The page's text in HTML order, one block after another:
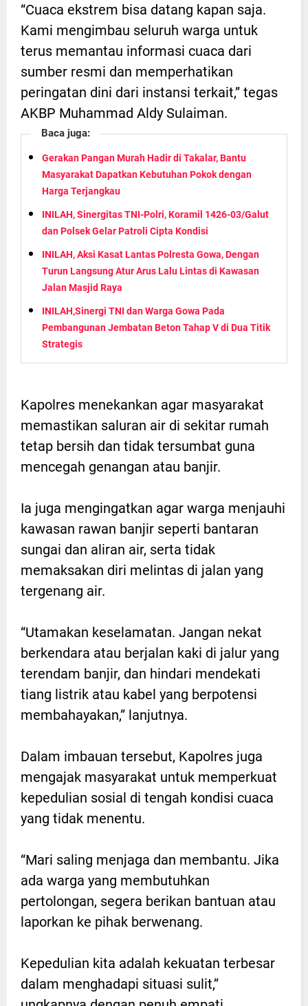
“Cuaca ekstrem bisa datang kapan saja.
Kami mengimbau seluruh warga untuk
terus memantau informasi cuaca dari
sumber resmi dan memperhatikan
peringatan dini dari instansi terkait,” tegas
AKBP Muhammad Aldy Sulaiman.
Baca juga:
Gerakan Pangan Murah Hadir di Takalar, Bantu
Masyarakat Dapatkan Kebutuhan Pokok dengan
Harga Terjangkau
INILAH, Sinergitas TNI-Polri, Koramil 1426-03/Galut
dan Polsek Gelar Patroli Cipta Kondisi
INILAH, Aksi Kasat Lantas Polresta Gowa, Dengan
Turun Langsung Atur Arus Lalu Lintas di Kawasan
Jalan Masjid Raya
INILAH,Sinergi TNI dan Warga Gowa Pada
Pembangunan Jembatan Beton Tahap V di Dua Titik
Strategis
Kapolres menekankan agar masyarakat
memastikan saluran air di sekitar rumah
tetap bersih dan tidak tersumbat guna
mencegah genangan atau banjir.
Ia juga mengingatkan agar warga menjauhi
kawasan rawan banjir seperti bantaran
sungai dan aliran air, serta tidak
memaksakan diri melintas di jalan yang
tergenang air.
“Utamakan keselamatan. Jangan nekat
berkendara atau berjalan kaki di jalur yang
terendam banjir, dan hindari mendekati
tiang listrik atau kabel yang berpotensi
membahayakan,” lanjutnya.
Dalam imbauan tersebut, Kapolres juga
mengajak masyarakat untuk memperkuat
kepedulian sosial di tengah kondisi cuaca
yang tidak menentu.
“Mari saling menjaga dan membantu. Jika
ada warga yang membutuhkan
pertolongan, segera berikan bantuan atau
laporkan ke pihak berwenang.
Kepedulian kita adalah kekuatan terbesar
dalam menghadapi situasi sulit,”